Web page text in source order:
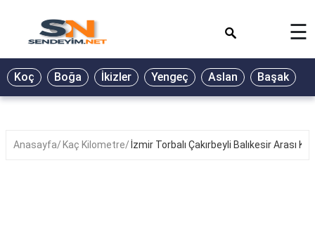
BİYOGRAFİ
GALERİ
☰
Koç Boğa İkizler Yengeç Aslan Başak
Anasayfa Kaç Kilometre İzmir Torbalı Çakırbeyli Balıkesir Arası